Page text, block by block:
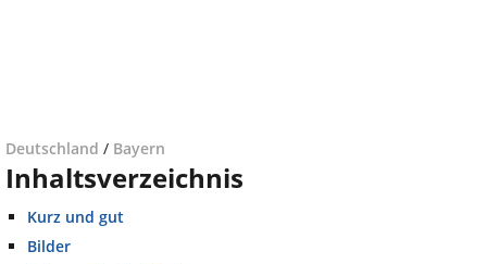
Deutschland / Bayern
Inhaltsverzeichnis
Kurz und gut
Bilder